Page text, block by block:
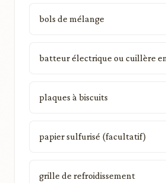
bols de mélange
batteur électrique ou cuillère
plaques à biscuits
papier sulfurisé (facultatif)
grille de refroidissement